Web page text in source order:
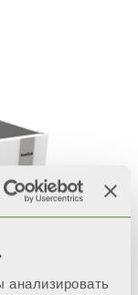
анализировать